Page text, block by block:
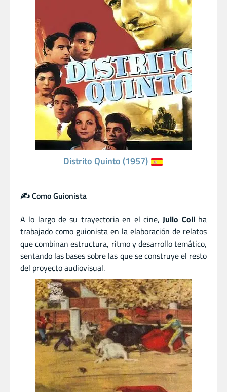
Distrito Quinto (1957)
✍️ Como Guionista
A lo largo de su trayectoria en el cine,Julio Collha
trabajado como guionista en la elaboración de relatos
que combinan estructura, ritmo y desarrollo temático,
sentando las bases sobre las que se construye el resto
del proyecto audiovisual.